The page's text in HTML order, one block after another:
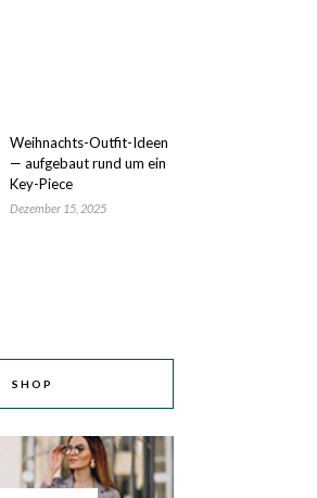
Weihnachts-Outfit-Ideen
— aufgebaut rund um ein
Key-Piece
Dezember 15, 2025
SHOP